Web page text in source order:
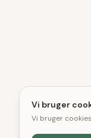
Vi bruger
Vi bruger